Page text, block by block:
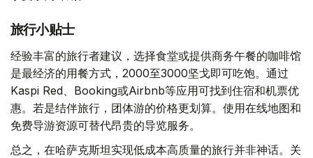
旅行小贴士
经验丰富的旅行者建议，选择食堂或提供商务午餐的咖啡馆
是最经济的用餐方式，2000至3000坚戈即可吃饱。通过
Kaspi Red、Booking或Airbnb等应用可找到住宿和机票优
惠。若是结伴旅行，团体游的价格更划算。使用在线地图和
免费导游资源可替代昂贵的导览服务。
总之，在哈萨克斯坦实现低成本高质量的旅行并非神话。关